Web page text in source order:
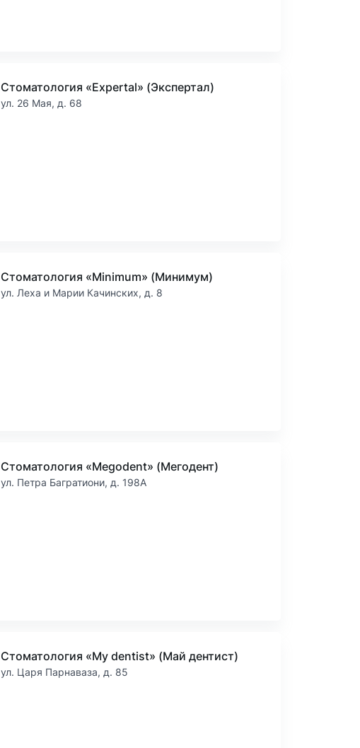
Стоматология «Expertal» (Экспертал)
ул. 26 Мая, д. 68
Стоматология «Minimum» (Минимум)
ул. Леха и Марии Качинских, д. 8
Стоматология «Megodent» (Мегодент)
ул. Петра Багратиони, д. 198А
Стоматология «My dentist» (Май дентист)
ул. Царя Парнаваза, д. 85